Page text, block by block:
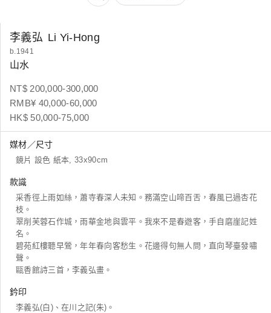
李義弘 Li Yi-Hong
b.1941
山水
NT$ 200,000-300,000
RMB¥ 40,000-60,000
HK$ 50,000-75,000
媒材／尺寸
鏡片 設色 紙本, 33x90cm
款識
采香徑上雨如絲，蕭寺春深人未知。務滿空山啼百舌，春風已過杏花
枝。
翠削芙蓉石作城，雨華金地與雲平。我來不是春遊客，手自磨崖記姓
名。
碧苑紅樓聽早鶯，年年春向客愁生。花邊得句無人問，直向琴臺發嘯
聲。
甌香館詩三首，李義弘畫。
鈐印
李義弘(白)、在川之記(朱)。